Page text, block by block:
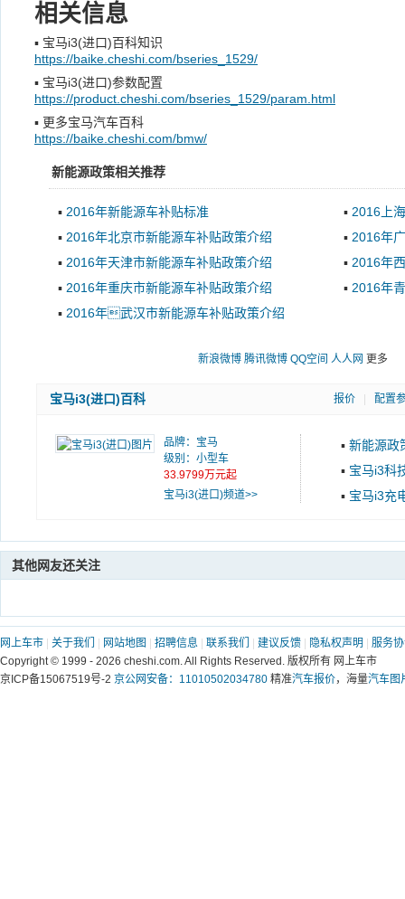
相关信息
▪ 宝马i3(进口)百科知识
https://baike.cheshi.com/bseries_1529/
▪ 宝马i3(进口)参数配置
https://product.cheshi.com/bseries_1529/param.html
▪ 更多宝马汽车百科
https://baike.cheshi.com/bmw/
新能源政策相关推荐
▪ 2016年新能源车补贴标准 ▪ 2016上
▪ 2016年北京市新能源车补贴政策介绍 ▪ 2016年
▪ 2016年天津市新能源车补贴政策介绍 ▪ 2016年
▪ 2016年重庆市新能源车补贴政策介绍 ▪ 2016年
▪ 2016年武汉市新能源车补贴政策介绍
新浪微博 腾讯微博 QQ空间 人人网 更多
报价 配置
宝马i3(进口)百科
品牌： 宝马
级别：小型车
33.9799万元起
宝马i3(进口)频道>>
▪ 新能源政
▪ 宝马i3科
▪ 宝马i3充
其他网友还关注
网上车市 关于我们 网站地图 招聘信息 联系我们 建议反馈 隐私权声明
服务
Copyright © 1999 - 2026 cheshi.com. All Rights Reserved. 版权所有 网上车市
京ICP备15067519号-2 京公网安备：11010502034780 精准汽车报价，海量汽车图